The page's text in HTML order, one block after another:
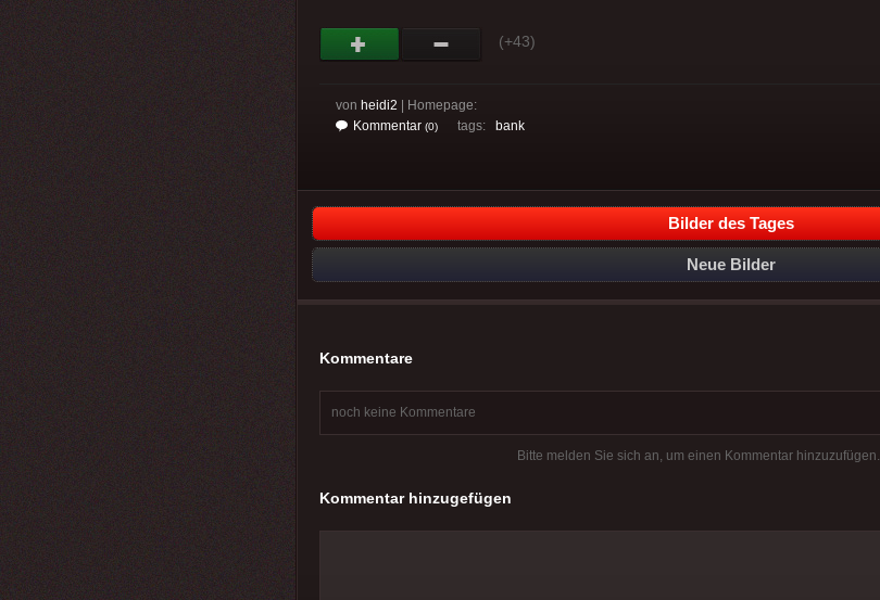
(+43)
von heidi2 | Homepage:
Kommentar (0) tags: bank
Bilder des Tages
Neue Bilder
Kommentare
noch keine Kommentare
Bitte melden Sie sich an, um einen Kommentar hinzuzufügen.
Kommentar hinzugefügen